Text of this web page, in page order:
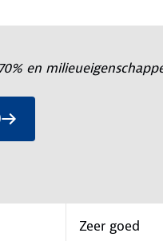
en
Zeer goed